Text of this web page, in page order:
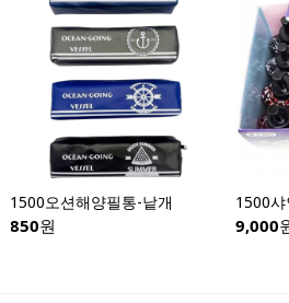
1500오션해양필통-낱개
850원
1500
9,000